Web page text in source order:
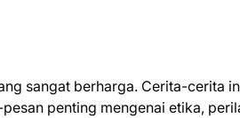
sangat berharga. Cerita-cerita
penting mengenai etika,